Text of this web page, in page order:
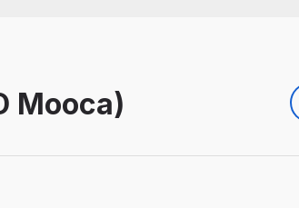
Mooca)